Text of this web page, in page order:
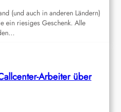
(und auch in anderen Ländern)
ein riesiges Geschenk. Alle
Arbeiter über